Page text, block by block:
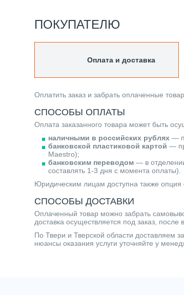
ПОКУПАТЕЛЮ
Оплата и доставка
Оплатить заказ и забрать оплаченные
СПОСОБЫ ОПЛАТЫ
Оплата заказанного товара может быть
наличными в российских рублях —
банковской пластиковой картой —
Maestro);
банковским переводом — в
составлять 1-3 дня с момента оплаты).
Юридическим лицам доступна также опция
СПОСОБЫ ДОСТАВКИ
Оплаченный товар можно забрать
доставка осуществляется под заказ,
По Твери и Тверской области доставляем
нюансы оказания услуги уточняйте у